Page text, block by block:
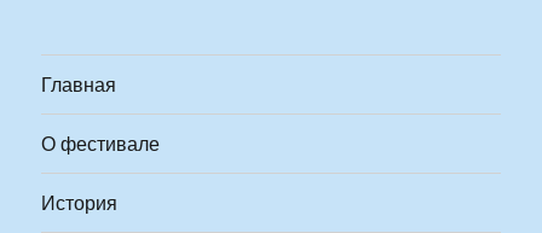
Главная
О фестивале
История